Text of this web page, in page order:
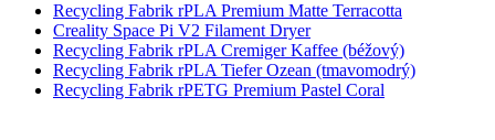
Recycling Fabrik rPLA Premium Matte Terracotta
Creality Space Pi V2 Filament Dryer
Recycling Fabrik rPLA Cremiger Kaffee (béžový)
Recycling Fabrik rPLA Tiefer Ozean (tmavomodrý)
Recycling Fabrik rPETG Premium Pastel Coral